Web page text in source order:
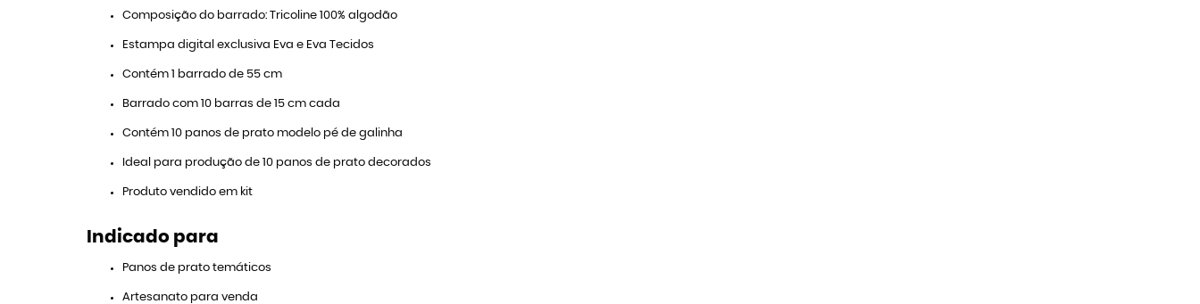
Composição do barrado: Tricoline 100% algodão
Estampa digital exclusiva Eva e Eva Tecidos
Contém 1 barrado de 55 cm
Barrado com 10 barras de 15 cm cada
Contém 10 panos de prato modelo pé de galinha
Ideal para produção de 10 panos de prato decorados
Produto vendido em kit
Indicado para
Panos de prato temáticos
Artesanato para venda